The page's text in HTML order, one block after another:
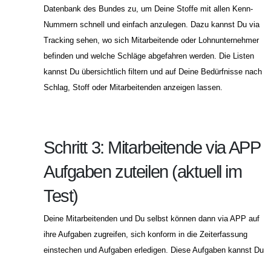
Datenbank des Bundes zu, um Deine Stoffe mit allen Kenn-
Nummern schnell und einfach anzulegen. Dazu kannst Du via
Tracking sehen, wo sich Mitarbeitende oder Lohnunternehmer
befinden und welche Schläge abgefahren werden. Die Listen
kannst Du übersichtlich filtern und auf Deine Bedürfnisse nach
Schlag, Stoff oder Mitarbeitenden anzeigen lassen.
Schritt 3: Mitarbeitende via APP
Aufgaben zuteilen (aktuell im
Test)
Deine Mitarbeitenden und Du selbst können dann via APP auf
ihre Aufgaben zugreifen, sich konform in die Zeiterfassung
einstechen und Aufgaben erledigen. Diese Aufgaben kannst Du